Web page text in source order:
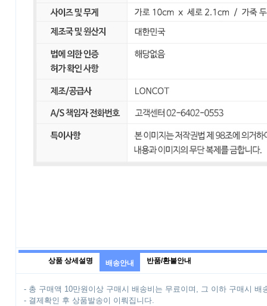
상품 상세설명 배송안내 반품/환불안내
- 총 구매액 10만원이상 구매시 배송비는 무료이며, 그 이하 구매시 배
- 결제확인 후 상품발송이 이뤄집니다.